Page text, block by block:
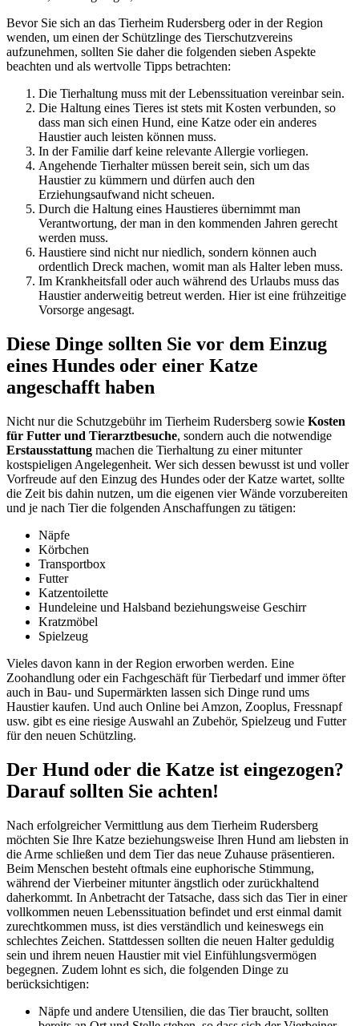
Bevor Sie sich an das Tierheim Rudersberg oder in der Region
wenden, um einen der Schützlinge des Tierschutzvereins
aufzunehmen, sollten Sie daher die folgenden sieben Aspekte
beachten und als wertvolle Tipps betrachten:
Die Tierhaltung muss mit der Lebenssituation vereinbar sein.
Die Haltung eines Tieres ist stets mit Kosten verbunden, so
dass man sich einen Hund, eine Katze oder ein anderes
Haustier auch leisten können muss.
In der Familie darf keine relevante Allergie vorliegen.
Angehende Tierhalter müssen bereit sein, sich um das
Haustier zu kümmern und dürfen auch den
Erziehungsaufwand nicht scheuen.
Durch die Haltung eines Haustieres übernimmt man
Verantwortung, der man in den kommenden Jahren gerecht
werden muss.
Haustiere sind nicht nur niedlich, sondern können auch
ordentlich Dreck machen, womit man als Halter leben muss.
Im Krankheitsfall oder auch während des Urlaubs muss das
Haustier anderweitig betreut werden. Hier ist eine frühzeitige
Vorsorge angesagt.
Diese Dinge sollten Sie vor dem Einzug
eines Hundes oder einer Katze
angeschafft haben
Nicht nur die Schutzgebühr im Tierheim Rudersberg sowie Kosten
für Futter und Tierarztbesuche, sondern auch die notwendige
Erstausstattung machen die Tierhaltung zu einer mitunter
kostspieligen Angelegenheit. Wer sich dessen bewusst ist und voller
Vorfreude auf den Einzug des Hundes oder der Katze wartet, sollte
die Zeit bis dahin nutzen, um die eigenen vier Wände vorzubereiten
und je nach Tier die folgenden Anschaffungen zu tätigen:
Näpfe
Körbchen
Transportbox
Futter
Katzentoilette
Hundeleine und Halsband beziehungsweise Geschirr
Kratzmöbel
Spielzeug
Vieles davon kann in der Region erworben werden. Eine
Zoohandlung oder ein Fachgeschäft für Tierbedarf und immer öfter
auch in Bau- und Supermärkten lassen sich Dinge rund ums
Haustier kaufen. Und auch Online bei Amzon, Zooplus, Fressnapf
usw. gibt es eine riesige Auswahl an Zubehör, Spielzeug und Futter
für den neuen Schützling.
Der Hund oder die Katze ist eingezogen?
Darauf sollten Sie achten!
Nach erfolgreicher Vermittlung aus dem Tierheim Rudersberg
möchten Sie Ihre Katze beziehungsweise Ihren Hund am liebsten in
die Arme schließen und dem Tier das neue Zuhause präsentieren.
Beim Menschen besteht oftmals eine euphorische Stimmung,
während der Vierbeiner mitunter ängstlich oder zurückhaltend
daherkommt. In Anbetracht der Tatsache, dass sich das Tier in einer
vollkommen neuen Lebenssituation befindet und erst einmal damit
zurechtkommen muss, ist dies verständlich und keineswegs ein
schlechtes Zeichen. Stattdessen sollten die neuen Halter geduldig
sein und ihrem neuen Haustier mit viel Einfühlungsvermögen
begegnen. Zudem lohnt es sich, die folgenden Dinge zu
berücksichtigen:
Näpfe und andere Utensilien, die das Tier braucht, sollten